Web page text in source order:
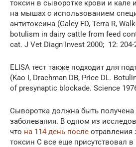
токсин в сыворотке крови и кале
на мышах с использованием
антитоксина (Galey FD, Terra R,
botulism in dairy cattle from feed
cat. J Vet Diagn Invest 2000; 12: 204-
ELISA тест также подходит для
(Kao I, Drachman DB, Price DL.
of presynaptic blockade. Science
Сыворотка должна быть получена
заболевания. В одном из
что на 114 день после отравления
токсин С все еще присутствовал в